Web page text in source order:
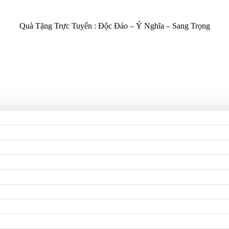
Quà Tặng Trực Tuyến : Độc Đáo – Ý Nghĩa – Sang Trọng